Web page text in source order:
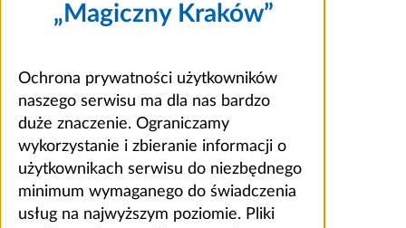
„Magiczny Kraków”
Ochrona prywatności użytkowników
naszego serwisu ma dla nas bardzo
duże znaczenie. Ograniczamy
wykorzystanie i zbieranie informacji o
użytkownikach serwisu do niezbędnego
minimum wymaganego do świadczenia
usług na najwyższym poziomie. Pliki